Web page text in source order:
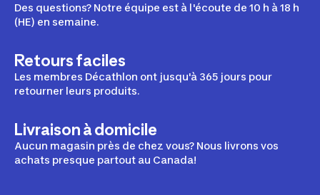
Des questions? Notre équipe est à l'écoute de 10 h à 18 h
(HE) en semaine.
Retours faciles
Les membres Décathlon ont jusqu'à 365 jours pour
retourner leurs produits.
Livraison à domicile
Aucun magasin près de chez vous? Nous livrons vos
achats presque partout au Canada!